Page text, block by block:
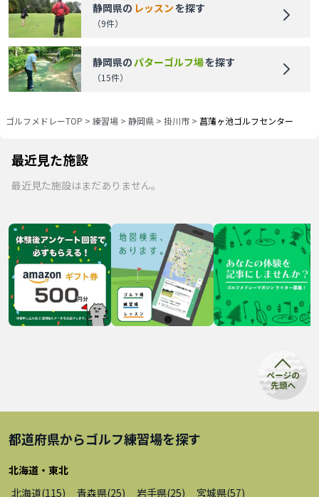
静岡県の レッスンを探す
（9件）
静岡県のパターゴルフ場を探す
（15件）
ゴルフメドレーTOP > 練習場 > 静岡県 > 掛川市 > 菖蒲ヶ池ゴルフセンター
最近見た施設
最近見た施設はまだありません。
都道府県からゴルフ練習場を探す
北海道・東北
北海道(115) 青森県(25) 岩手県(25) 宮城県(57)